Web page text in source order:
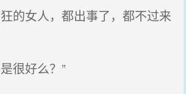
的女人，都出事了，都不过来
很好么？”